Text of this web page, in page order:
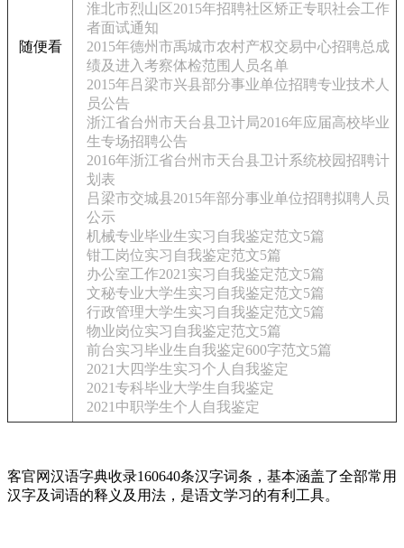
随便看
淮北市烈山区2015年招聘社区矫正专职社会工作
者面试通知
2015年德州市禹城市农村产权交易中心招聘总成
绩及进入考察体检范围人员名单
2015年吕梁市兴县部分事业单位招聘专业技术人
员公告
浙江省台州市天台县卫计局2016年应届高校毕业
生专场招聘公告
2016年浙江省台州市天台县卫计系统校园招聘计
划表
吕梁市交城县2015年部分事业单位招聘拟聘人员
公示
机械专业毕业生实习自我鉴定范文5篇
钳工岗位实习自我鉴定范文5篇
办公室工作2021实习自我鉴定范文5篇
文秘专业大学生实习自我鉴定范文5篇
行政管理大学生实习自我鉴定范文5篇
物业岗位实习自我鉴定范文5篇
前台实习毕业生自我鉴定600字范文5篇
2021大四学生实习个人自我鉴定
2021专科毕业大学生自我鉴定
2021中职学生个人自我鉴定
客官网汉语字典收录160640条汉字词条，基本涵盖了全部常用
汉字及词语的释义及用法，是语文学习的有利工具。